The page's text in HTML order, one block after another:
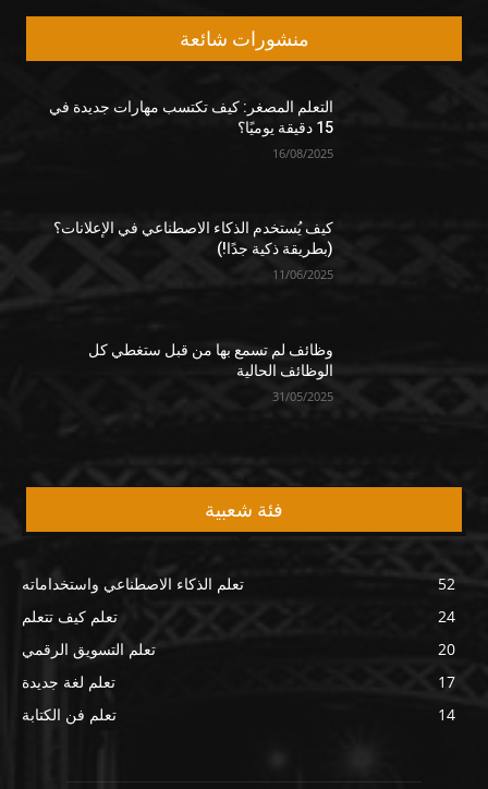
منشورات شائعة
التعلم المصغر: كيف تكتسب مهارات جديدة في
15 دقيقة يوميًا؟
16/08/2025
كيف يُستخدم الذكاء الاصطناعي في الإعلانات؟
(بطريقة ذكية جدًا!)
11/06/2025
وظائف لم تسمع بها من قبل ستغطي كل
الوظائف الحالية
31/05/2025
فئة شعبية
تعلم الذكاء الاصطناعي واستخداماته
52
تعلم كيف تتعلم
24
تعلم التسويق الرقمي
20
تعلم لغة جديدة
17
تعلم فن الكتابة
14